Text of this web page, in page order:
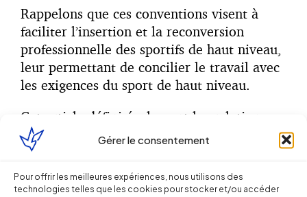
Gérer le consentement
Pour offrir les meilleures expériences, nous utilisons des
technologies telles que les cookies pour stocker et/ou accéder
Rappelons que ces conventions visent à
faciliter l’insertion et la reconversion
professionnelle des sportifs de haut niveau,
leur permettant de concilier le travail avec
les exigences du sport de haut niveau.
Cet article défini également les relations
contractuelles pouvant lier l’entreprise
(publique ou privée) au sportif, arbitre ou
juge (contrat de travail, de prestation de
service, de cession de droit à l’image